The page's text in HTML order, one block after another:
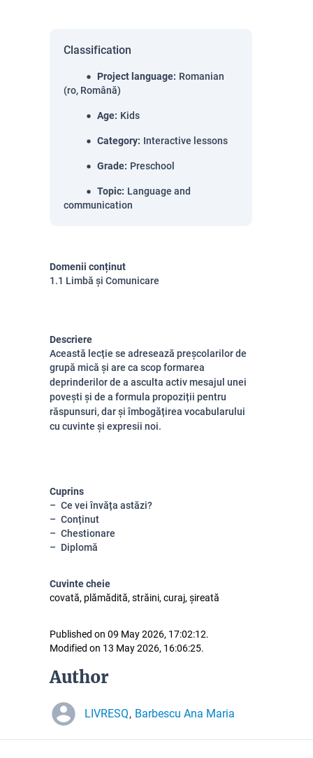
Classification
Project language: Romanian
(ro, Română)
Age: Kids
Category: Interactive lessons
Grade: Preschool
Topic: Language and
communication
Domenii conținut
1.1 Limbă și Comunicare
Descriere
Această lecție se adresează preșcolarilor de
grupă mică și are ca scop formarea
deprinderilor de a asculta activ mesajul unei
povești și de a formula propoziții pentru
răspunsuri, dar și îmbogățirea vocabularului
cu cuvinte și expresii noi.
Cuprins
Ce vei învăța astăzi?
Conținut
Chestionare
Diplomă
Cuvinte cheie
covată, plămădită, străini, curaj, șireată
Published on 09 May 2026, 17:02:12.
Modified on 13 May 2026, 16:06:25.
Author
LIVRESQ, Barbescu Ana Maria